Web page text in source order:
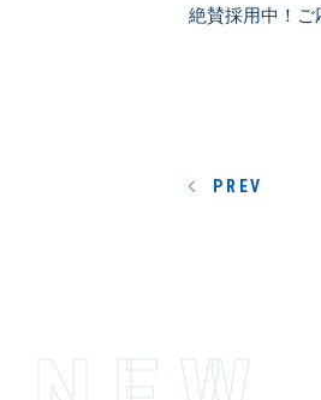
絶賛採用中！ご
PREV